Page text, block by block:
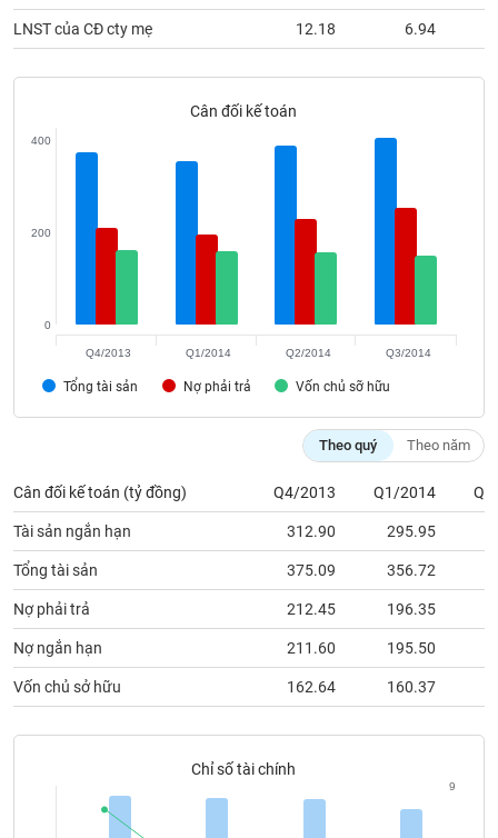
LNST của CĐ cty mẹ 12.18 6.94
Cân đối kế toán
Tổng tài sản Nợ phải trả Vốn chủ sỡ hữu
0
200
400
Q4/2013 Q1/2014 Q2/2014 Q3/2014
Theo quý Theo năm
Cân đối kế toán (tỷ đồng) Q4/2013 Q1/2014
Tài sản ngắn hạn 312.90 295.95
Tổng tài sản 375.09 356.72
Nợ phải trả 212.45 196.35
Nợ ngắn hạn 211.60 195.50
Vốn chủ sở hữu 162.64 160.37
Chỉ số tài chính
9
Tất cả Người nội bộ Người liên quan Cổ đông lớn
Tin
của
Báo
phân
(-)
Thuật
ngữ
(-)
Dịch
vụ
(-)
Đào